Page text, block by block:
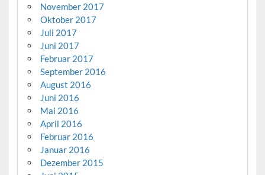
November 2017
Oktober 2017
Juli 2017
Juni 2017
Februar 2017
September 2016
August 2016
Juni 2016
Mai 2016
April 2016
Februar 2016
Januar 2016
Dezember 2015